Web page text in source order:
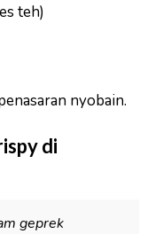
teh)
nyobain.
di
geprek